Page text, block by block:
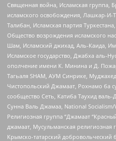
Священная война, Исламская группа,
исламского освобождения, Лашкар-И-
Талибан, Исламская партия
Общество возрождения исламского
Шам, Исламский джихад, Аль-Каида,
Исламское государство, Джабха аль-
ополчение имени К. Минина и Д.
Тагьаля SHAM, АУМ Синрике,
Чистопольский Джамаат, Рохнамо ба
сообщество Сеть, Катиба Таухид
Сунна Валь Джамаа, National Socialism/
Религиозная группа “Джамаат
джамаат, Мусульманская религиозная
Крымско-татарский